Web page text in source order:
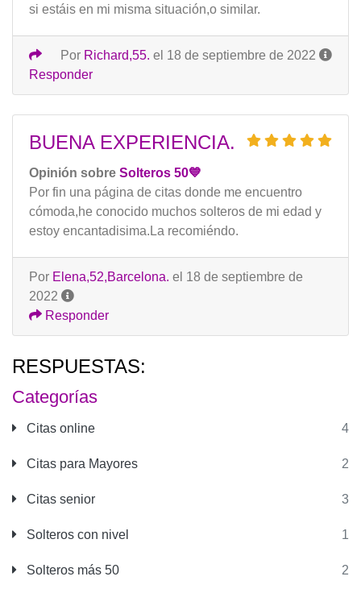
Categorías
Citas online 4
Citas para Mayores 2
Citas senior 3
Solteros con nivel 1
Solteros más 50 2
si estáis en mi misma situación,o similar.
Por Richard,55. el 18 de septiembre de 2022
Responder
BUENA EXPERIENCIA.
Opinión sobre Solteros 50💙
Por fin una página de citas donde me encuentro
cómoda,he conocido muchos solteros de mi edad y
estoy encantadisima.La recomiéndo.
Por Elena,52,Barcelona. el 18 de septiembre de
2022
Responder
RESPUESTAS: